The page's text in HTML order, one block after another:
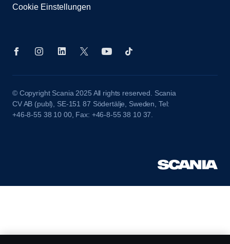
Cookie Einstellungen
© Copyright Scania 2025 All rights reserved. Scania
CV AB (publ), SE-151 87 Södertälje, Sweden, Tel:
+46-8-55 38 10 00, Fax: +46-8-55 38 10 37.